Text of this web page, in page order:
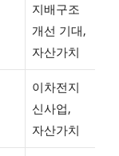
지배구조
개선 기대,
자산가치
이차전지
신사업,
자산가치